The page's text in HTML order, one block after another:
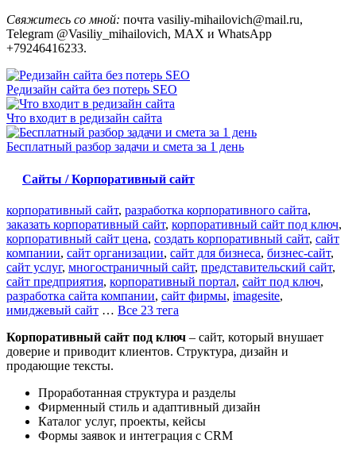
Свяжитесь со мной: почта vasiliy-mihailovich@mail.ru,
Telegram @Vasiliy_mihailovich, MAX и WhatsApp
+79246416233.
Редизайн сайта без потерь SEO
Что входит в редизайн сайта
Бесплатный разбор задачи и смета за 1 день
Сайты / Корпоративный сайт
корпоративный сайт, разработка корпоративного сайта,
заказать корпоративный сайт, корпоративный сайт под ключ,
корпоративный сайт цена, создать корпоративный сайт, сайт
компании, сайт организации, сайт для бизнеса, бизнес-сайт,
сайт услуг, многостраничный сайт, представительский сайт,
сайт предприятия, корпоративный портал, сайт под ключ,
разработка сайта компании, сайт фирмы, imagesite,
имиджевый сайт … Все 23 тега
Корпоративный сайт под ключ – сайт, который внушает
доверие и приводит клиентов. Структура, дизайн и
продающие тексты.
Проработанная структура и разделы
Фирменный стиль и адаптивный дизайн
Каталог услуг, проекты, кейсы
Формы заявок и интеграция с CRM